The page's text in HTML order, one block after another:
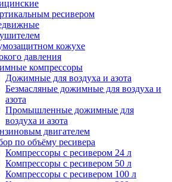
ресивером
кожухе
давления
компрессоры
Дожимные для воздуха и азота
Безмасляные дожимные для воздуха и
азота
Промышленные дожимные для
воздуха и азота
двигателем
по объёму ресивера
Компрессоры с ресивером 24 л
Компрессоры с ресивером 50 л
Компрессоры с ресивером 100 л